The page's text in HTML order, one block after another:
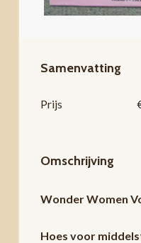
Samenvatting
Prijs
Omschrijving
Wonder Women
Hoes voor